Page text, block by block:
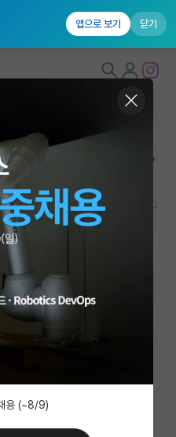
앱으로 보기 닫기
을 표출해도 되는걸까요?
용 (~8/9)